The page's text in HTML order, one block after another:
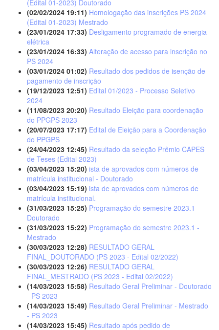
(Edital 01-2023) Doutorado
(02/02/2024 19:11) Homologação das inscrições PS 2024
(Edital 01-2023) Mestrado
(23/01/2024 17:33) Desligamento programado de energia
elétrica
(23/01/2024 16:33) Alteração de acesso para inscrição no
PS 2024
(03/01/2024 01:02) Resultado dos pedidos de isenção de
pagamento de inscrição
(19/12/2023 12:51) Edital 01/2023 - Processo Seletivo
2024
(11/08/2023 20:20) Resultado Eleição para coordenação
do PPGPS 2023
(20/07/2023 17:17) Edital de Eleição para a Coordenação
do PPGPS
(24/04/2023 12:45) Resultado da seleção Prêmio CAPES
de Teses (Edital 2023)
(03/04/2023 15:20) ista de aprovados com números de
matrícula institucional - Doutorado
(03/04/2023 15:19) ista de aprovados com números de
matrícula institucional.
(31/03/2023 15:25) Programação do semestre 2023.1 -
Doutorado
(31/03/2023 15:22) Programação do semestre 2023.1 -
Mestrado
(30/03/2023 12:28) RESULTADO GERAL
FINAL_DOUTORADO (PS 2023 - Edital 02/2022)
(30/03/2023 12:26) RESULTADO GERAL
FINAL_MESTRADO (PS 2023 - Edital 02/2022)
(14/03/2023 15:58) Resultado Geral Preliminar - Doutorado
- PS 2023
(14/03/2023 15:49) Resultado Geral Preliminar - Mestrado
- PS 2023
(14/03/2023 15:45) Resultado após pedido de